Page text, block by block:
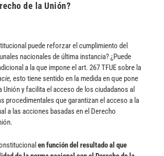
de la Unión?
puede reforzar el cumplimiento del
nacionales de última instancia? ¿Puede
a la que impone el art. 267 TFUE sobre la
esto tiene sentido en la medida en que pone
y facilita el acceso de los ciudadanos al
procedimentales que garantizan el acceso a la
a las acciones basadas en el Derecho
en función del resultado al que